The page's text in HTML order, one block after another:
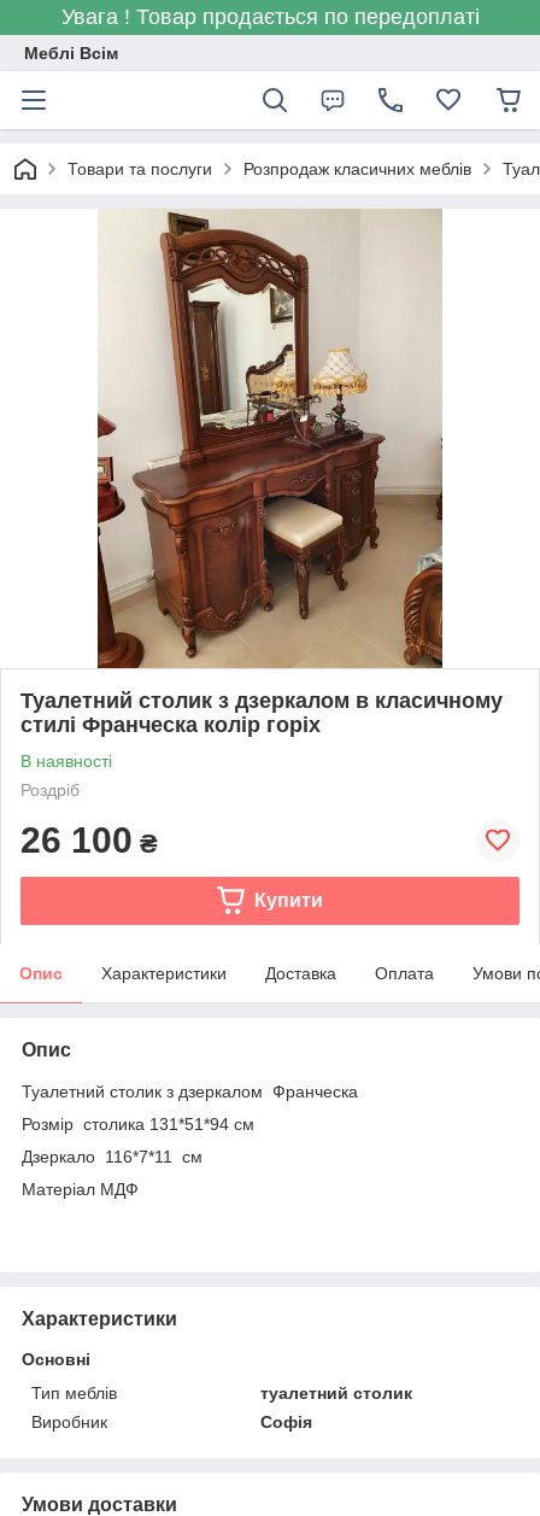
Увага ! Товар продається по передоплаті
Меблі Всім
Товари та послуги Розпродаж класичних меблів
Туалетний столик з дзеркалом в класичному
стилі Франческа колір горіх
В наявності
Роздріб
26 100 ₴
Купити
Опис Характеристики Доставка Оплата Умови
Опис
Туалетний столик з дзеркалом Франческа
Розмір столика 131*51*94 см
Дзеркало 116*7*11 см
Матеріал МДФ
Характеристики
Основні
Тип меблів
туалетний столик
Виробник
Софія
Умови доставки